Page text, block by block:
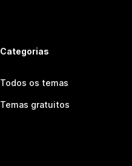
Categorias
Todos os temas
Temas gratuitos